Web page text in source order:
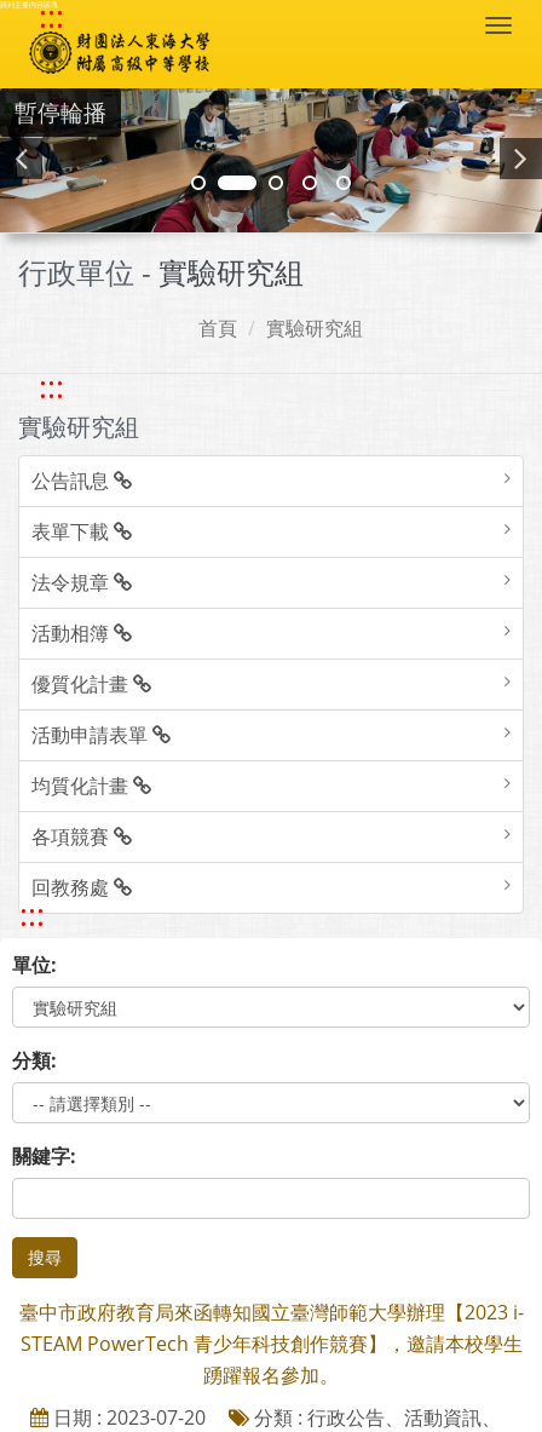
跳到主要內容區塊
:::
暫停輪播
行政單位 - 實驗研究組
首頁 實驗研究組
:::
實驗研究組
公告訊息
表單下載
法令規章
活動相簿
優質化計畫
活動申請表單
均質化計畫
各項競賽
回教務處
:::
單位:
分類:
關鍵字:
搜尋
臺中市政府教育局來函轉知國立臺灣師範大學辦理【2023 i-
STEAM PowerTech 青少年科技創作競賽】，邀請本校學生
踴躍報名參加。
日期 : 2023-07-20
分類 : 行政公告、活動資訊、